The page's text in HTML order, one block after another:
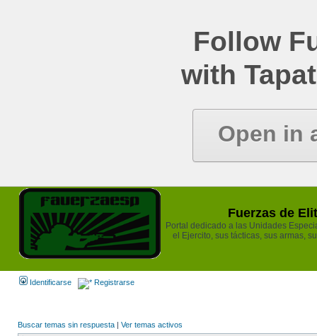
Follow
with
Open in
Fuerzas de
Portal dedicado a las Unidades
el Ejercito, sus tácticas, sus armas,
Identificarse Registrarse
Buscar temas sin respuesta | Ver temas activos